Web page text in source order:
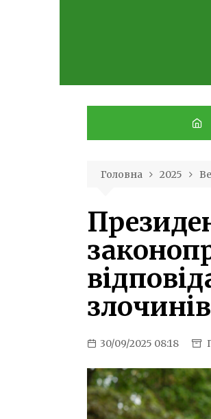
Головна 2025
30/09/2025 08:18